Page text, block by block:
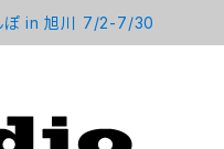
ぽ in 旭川 7/2-7/30